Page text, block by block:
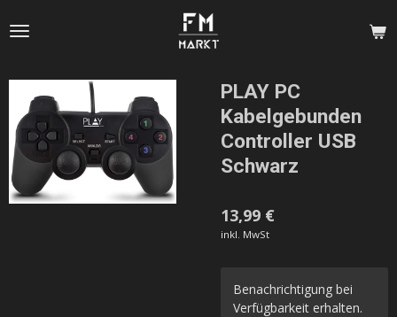
Hauptinhalt
PLAY PC
Kabelgebunden
Controller USB
Schwarz
13,99 €
inkl. MwSt
Benachrichtigung bei
Verfügbarkeit erhalten.